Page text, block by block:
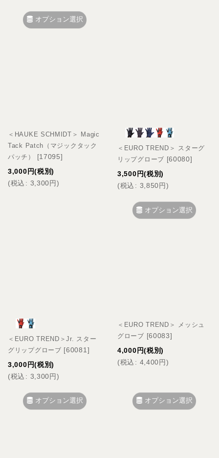
オプション選択
＜HAUKE SCHMIDT＞ Magic
Tack Patch（マジックタック
パッチ）
[17095]
3,000 円(税別)
(税込 : 3,300円)
＜EURO TREND＞ スターグ
リップグローブ [60080]
3,500 円(税別)
(税込 : 3,850円)
オプション選択
＜EURO TREND＞Jr. スター
グリップグローブ [60081 ]
3,000円(税別)
(税込 : 3,300円)
オプション選択
＜EURO TREND＞ メッシュ
グローブ [60083]
4,000 円(税別)
(税込 : 4,400円)
オプション選択